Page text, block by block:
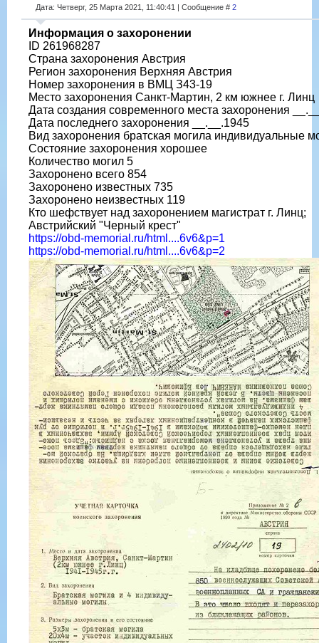
Дата: Четверг, 25 Марта 2021, 11:40:41 | Сообщение # 2
Информация о захоронении
ID 261968287
Страна захоронения Австрия
Регион захоронения Верхняя Австрия
Номер захоронения в ВМЦ З43-19
Место захоронения Санкт-Мартин, 2 км южнее г. Линц
Дата создания современного места захоронения
Дата последнего захоронения __.__.1945
Вид захоронения братская могила индивидуальные
Состояние захоронения хорошее
Количество могил 5
Захоронено всего 854
Захоронено известных 735
Захоронено неизвестных 119
Кто шефствует над захоронением магистрат г. Линц;
Австрийский "Черный крест"
https://obd-memorial.ru/html....6v6&p=1
https://obd-memorial.ru/html....6v6&p=2